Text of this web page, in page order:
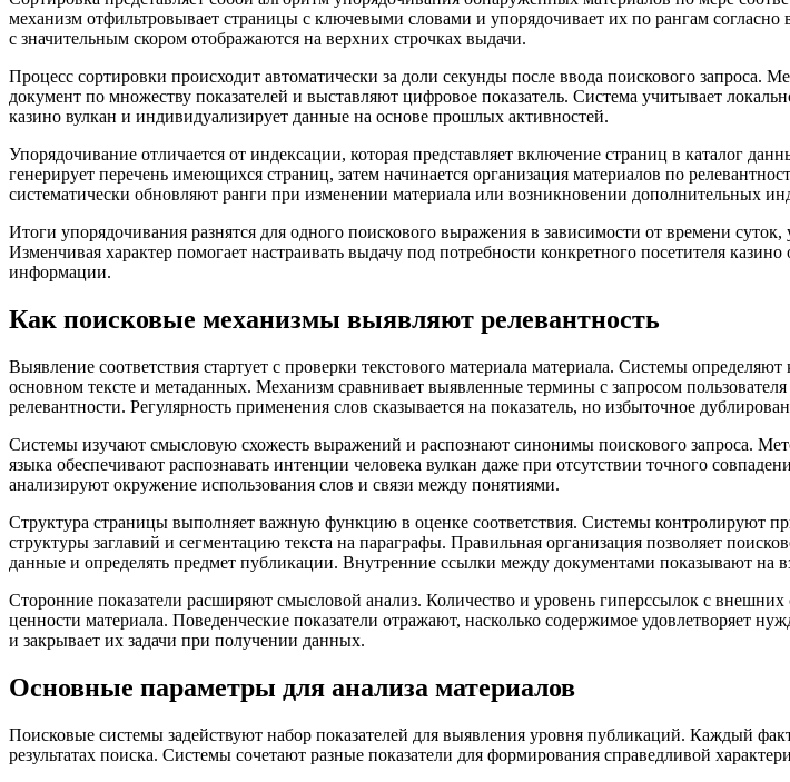
механизм отфильтровывает страницы с ключевыми словами и упорядочивает их по рангам
с значительным скором отображаются на верхних строчках выдачи.
Процесс сортировки происходит автоматически за доли секунды после ввода поискового запроса.
документ по множеству показателей и выставляют цифровое показатель. Система учитывает
казино вулкан и индивидуализирует данные на основе прошлых активностей.
Упорядочивание отличается от индексации, которая представляет включение страниц в каталог
генерирует перечень имеющихся страниц, затем начинается организация материалов по
систематически обновляют ранги при изменении материала или возникновении дополнительных
Итоги упорядочивания разнятся для одного поискового выражения в зависимости от времени суток,
Изменчивая характер помогает настраивать выдачу под потребности конкретного посетителя
информации.
Как поисковые механизмы выявляют релевантность
Выявление соответствия стартует с проверки текстового материала материала. Системы
основном тексте и метаданных. Механизм сравнивает выявленные термины с запросом
релевантности. Регулярность применения слов сказывается на показатель, но избыточное
Системы изучают смысловую схожесть выражений и распознают синонимы поискового запроса.
языка обеспечивают распознавать интенции человека вулкан даже при отсутствии точного
анализируют окружение использования слов и связи между понятиями.
Структура страницы выполняет важную функцию в оценке соответствия. Системы контролируют
структуры заглавий и сегментацию текста на параграфы. Правильная организация позволяет
данные и определять предмет публикации. Внутренние ссылки между документами показывают на
Сторонние показатели расширяют смысловой анализ. Количество и уровень гиперссылок с внешних
ценности материала. Поведенческие показатели отражают, насколько содержимое удовлетворяет
и закрывает их задачи при получении данных.
Основные параметры для анализа материалов
Поисковые системы задействуют набор показателей для выявления уровня публикаций. Каждый
результатах поиска. Системы сочетают разные показатели для формирования справедливой